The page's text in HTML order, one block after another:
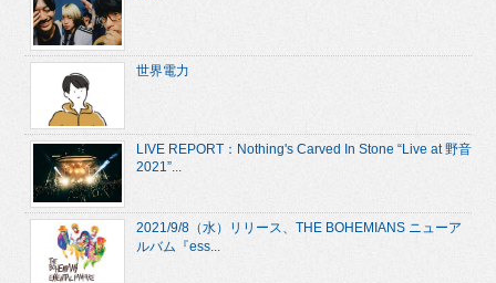
世界電力
LIVE REPORT：Nothing's Carved In Stone “Live at 野音
2021”...
2021/9/8（水）リリース、THE BOHEMIANS ニューア
ルバム『ess...